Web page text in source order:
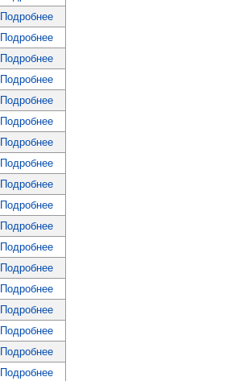
Подробнее
Подробнее
Подробнее
Подробнее
Подробнее
Подробнее
Подробнее
Подробнее
Подробнее
Подробнее
Подробнее
Подробнее
Подробнее
Подробнее
Подробнее
Подробнее
Подробнее
Подробнее